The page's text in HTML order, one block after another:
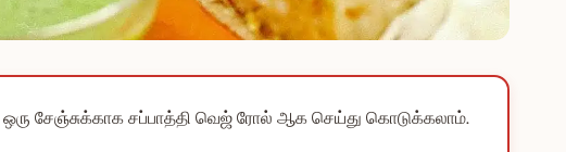
சேஞ்சுக்காக சப்பாத்தி வெஜ் ரோல் ஆக செய்து கொடுக்கலாம்.